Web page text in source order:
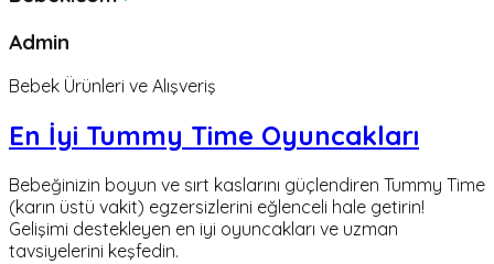
Admin
Bebek Ürünleri ve Alışveriş
En İyi Tummy Time Oyuncakları
Bebeğinizin boyun ve sırt kaslarını güçlendiren Tummy Time
(karın üstü vakit) egzersizlerini eğlenceli hale getirin!
Gelişimi destekleyen en iyi oyuncakları ve uzman
tavsiyelerini keşfedin.